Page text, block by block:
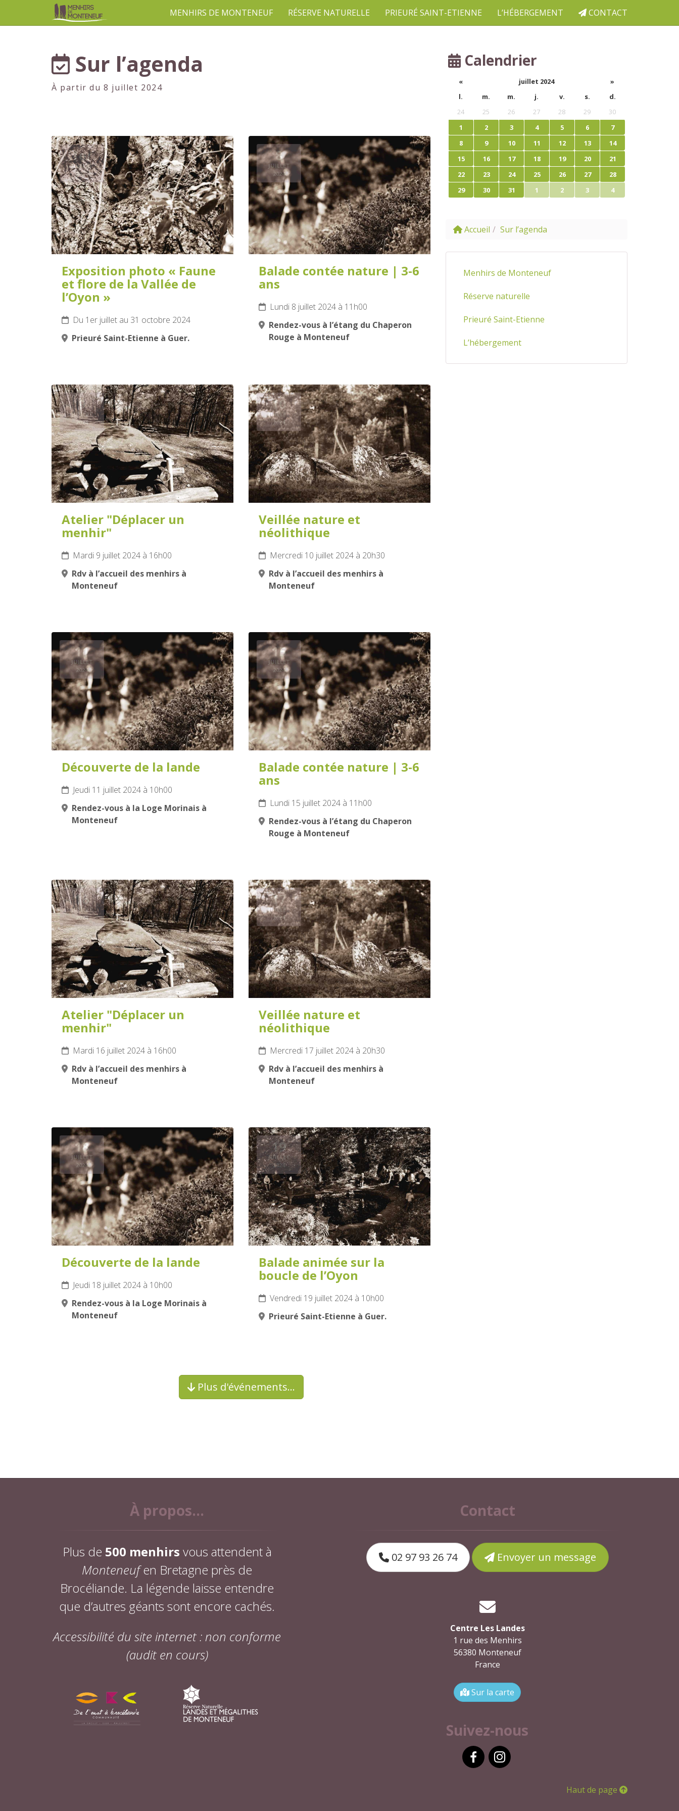
MENHIRS DE MONTENEUF RÉSERVE NATURELLE PRIEURÉ SAINT-ETIENNE L’HÉBERGEMENT CONTACT
Sur l’agenda
À partir du 8 juillet 2024
1er
JUILLET
2024
Exposition photo « Faune
et flore de la Vallée de
l’Oyon »
Du 1er juillet au 31 octobre 2024
Prieuré Saint-Etienne à Guer.
8
JUILLET
2024
Balade contée nature | 3-6
ans
Lundi 8 juillet 2024 à 11h00
Rendez-vous à l’étang du Chaperon
Rouge à Monteneuf
9
JUILLET
2024
Atelier "Déplacer un
menhir"
Mardi 9 juillet 2024 à 16h00
Rdv à l’accueil des menhirs à
Monteneuf
10
JUILLET
2024
Veillée nature et
néolithique
Mercredi 10 juillet 2024 à 20h30
Rdv à l’accueil des menhirs à
Monteneuf
11
JUILLET
2024
Découverte de la lande
Jeudi 11 juillet 2024 à 10h00
Rendez-vous à la Loge Morinais à
Monteneuf
15
JUILLET
2024
Balade contée nature | 3-6
ans
Lundi 15 juillet 2024 à 11h00
Rendez-vous à l’étang du Chaperon
Rouge à Monteneuf
16
JUILLET
2024
Atelier "Déplacer un
menhir"
Mardi 16 juillet 2024 à 16h00
Rdv à l’accueil des menhirs à
Monteneuf
17
JUILLET
2024
Veillée nature et
néolithique
Mercredi 17 juillet 2024 à 20h30
Rdv à l’accueil des menhirs à
Monteneuf
18
JUILLET
2024
Découverte de la lande
Jeudi 18 juillet 2024 à 10h00
Rendez-vous à la Loge Morinais à
Monteneuf
19
JUILLET
2024
Balade animée sur la
boucle de l’Oyon
Vendredi 19 juillet 2024 à 10h00
Prieuré Saint-Etienne à Guer.
Plus d'événements…
Calendrier
« juillet 2024
»
l.
m. m. j. v. s.
d.
24
25 26 27 28 29
30
1
2 3 4 5 6
7
8
9 10 11 12 13
14
15
16 17 18 19 20
21
22
23 24 25 26 27
28
29
30 31 1 2 3 4
Accueil Sur l’agenda
Menhirs de Monteneuf
Réserve naturelle
Prieuré Saint-Etienne
L’hébergement
À propos...
Plus de 500 menhirs vous attendent à
Monteneufen Bretagne près de
Brocéliande. La légende laisse entendre
que d’autres géants sont encore cachés.
Accessibilité du site internet : non conforme
(audit en cours)
Contact
02 97 93 26 74 Envoyer un message
Centre Les Landes
1 rue des Menhirs
56380 Monteneuf
France
Sur la carte
Suivez-nous
Haut de page